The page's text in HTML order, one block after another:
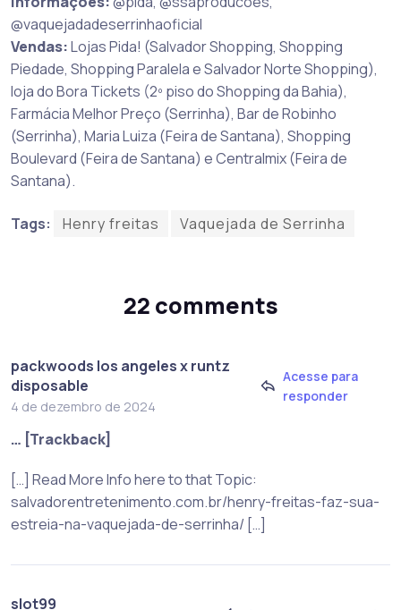
@vaquejadadeserrinhaoficial
Vendas:Lojas Pida! (Salvador Shopping, Shopping
Piedade, Shopping Paralela e Salvador Norte Shopping),
loja do Bora Tickets (2º piso do Shopping da Bahia),
Farmácia Melhor Preço (Serrinha), Bar de Robinho
(Serrinha), Maria Luiza (Feira de Santana), Shopping
Boulevard (Feira de Santana) e Centralmix (Feira de
Santana).
Tags: Henry freitas Vaquejada de Serrinha
22 comments
packwoods los angeles x runtz
disposable
4 de dezembro de 2024
Acesse para
responder
… [Trackback]
[…] Read More Info here to that Topic:
salvadorentretenimento.com.br/henry-freitas-faz-sua-
estreia-na-vaquejada-de-serrinha/ […]
slot99